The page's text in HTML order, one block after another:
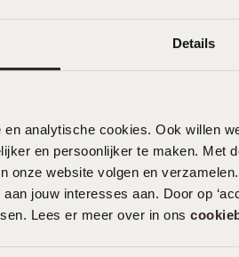
Details
en analytische cookies. Ook willen
en persoonlijker te maken. Met
onze website volgen en
jouw interesses aan. Door op
Lees er meer over in ons
Prachtige ring, zit perfect